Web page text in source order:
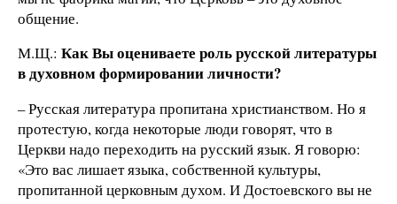
общение.
М.Щ.: Как Вы оцениваете роль русской литературы
в духовном формировании личности?
– Русская литература пропитана христианством. Но я
протестую, когда некоторые люди говорят, что в
Церкви надо переходить на русский язык. Я говорю:
«Это вас лишает языка, собственной культуры,
пропитанной церковным духом. И Достоевского вы не